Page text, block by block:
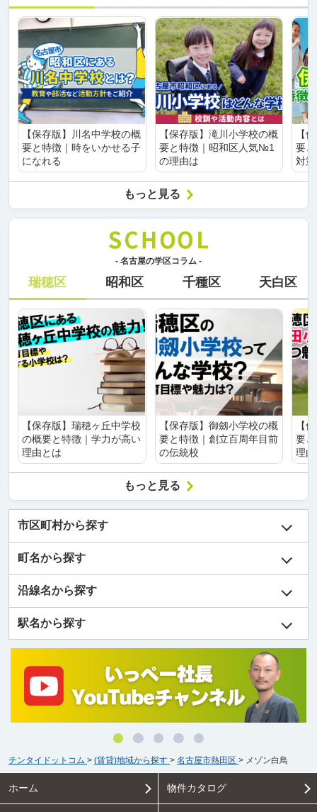
【保存版】川名中学校の概
要と特徴｜時をいかせる子
になれる
【保存版】滝川小学校の概
要と特徴｜昭和区人気№1
の理由は
【
要
対
もっと見る
- 名古屋の学区コラム -
瑞穂区 昭和区 千種区 天白区
【保存版】瑞穂ヶ丘中学校
の概要と特徴｜学力が高い
理由とは
【保存版】御劔小学校の概
要と特徴｜創立百周年目前
の伝統校
【
要
理
もっと見る
市区町村から探す
町名から探す
沿線名から探す
駅名から探す
チンタイドットコム > (賃貸)地域から探す > 名古屋市熱田区 > メゾン白鳥
ホーム 物件カタログ